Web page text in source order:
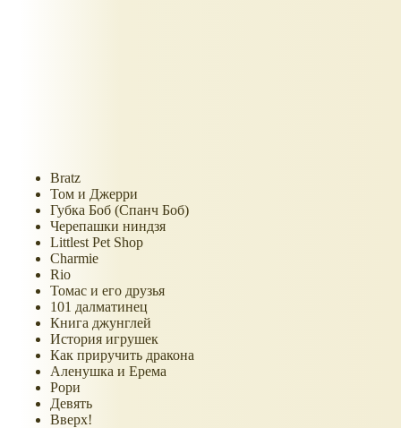
Bratz
Том и Джерри
Губка Боб (Спанч Боб)
Черепашки ниндзя
Littlest Pet Shop
Charmie
Rio
Томас и его друзья
101 далматинец
Книга джунглей
История игрушек
Как приручить дракона
Аленушка и Ерема
Рори
Девять
Вверх!